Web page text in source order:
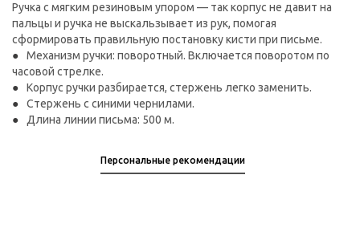
Ручка с мягким резиновым упором — так корпус не давит на
пальцы и ручка не выскальзывает из рук, помогая
сформировать правильную постановку кисти при письме.
Механизм ручки: поворотный. Включается поворотом по
часовой стрелке.
Корпус ручки разбирается, стержень легко заменить.
Стержень с синими чернилами.
Длина линии письма: 500 м.
Персональные рекомендации